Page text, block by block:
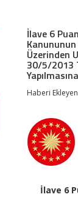
İlave 6
Kanununun
Üzerinden
30/5/2013
Haberi
İlave 6